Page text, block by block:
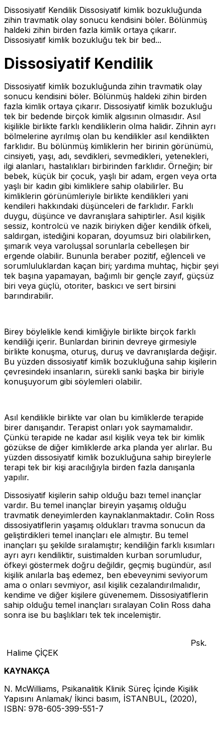
Dissosiyatif Kendilik Dissosiyatif kimlik bozukluğunda
zihin travmatik olay sonucu kendisini böler. Bölünmüş
haldeki zihin birden fazla kimlik ortaya çıkarır.
Dissosiyatif kimlik bozukluğu tek bir bed...
Dissosiyatif Kendilik
Dissosiyatif kimlik bozukluğunda zihin travmatik olay
sonucu kendisini böler. Bölünmüş haldeki zihin birden
fazla kimlik ortaya çıkarır. Dissosiyatif kimlik bozukluğu
tek bir bedende birçok kimlik algısının olmasıdır. Asıl
kişilikle birlikte farklı kendiliklerin olma halidir. Zihnin ayrı
bölmelerine ayrılmış olan bu kendilikler asıl kendilikten
farklıdır. Bu bölünmüş kimliklerin her birinin görünümü,
cinsiyeti, yaşı, adı, sevdikleri, sevmedikleri, yetenekleri,
ilgi alanları, hastalıkları birbirinden farklıdır. Örneğin; bir
bebek, küçük bir çocuk, yaşlı bir adam, ergen veya orta
yaşlı bir kadın gibi kimliklere sahip olabilirler. Bu
kimliklerin görünümleriyle birlikte kendilikleri yani
kendileri hakkındaki düşünceleri de farklıdır. Farklı
duygu, düşünce ve davranışlara sahiptirler. Asıl kişilik
sessiz, kontrolcü ve nazik biriyken diğer kendilik öfkeli,
saldırgan, istediğini koparan, doyumsuz biri olabilirken,
şımarık veya varoluşsal sorunlarla cebelleşen bir
ergende olabilir. Bununla beraber pozitif, eğlenceli ve
sorumluluklardan kaçan biri; yardıma muhtaç, hiçbir şeyi
tek başına yapamayan, bağımlı bir gençle zayıf, güçsüz
biri veya güçlü, otoriter, baskıcı ve sert birsini
barındırabilir.
Birey böylelikle kendi kimliğiyle birlikte birçok farklı
kendiliği içerir. Bunlardan birinin devreye girmesiyle
birlikte konuşma, oturuş, duruş ve davranışlarda değişir.
Bu yüzden dissosiyatif kimlik bozukluğuna sahip kişilerin
çevresindeki insanların, sürekli sanki başka bir biriyle
konuşuyorum gibi söylemleri olabilir.
Asıl kendilikle birlikte var olan bu kimliklerde terapide
birer danışandır. Terapist onları yok saymamalıdır.
Çünkü terapide ne kadar asıl kişilik veya tek bir kimlik
gözükse de diğer kimliklerde arka planda yer alırlar. Bu
yüzden dissosiyatif kimlik bozukluğuna sahip bireylerle
terapi tek bir kişi aracılığıyla birden fazla danışanla
yapılır.
Dissosiyatif kişilerin sahip olduğu bazı temel inançlar
vardır. Bu temel inançlar bireyin yaşamış olduğu
travmatik deneyimlerden kaynaklanmaktadır. Colin Ross
dissosiyatiflerin yaşamış oldukları travma sonucun da
geliştirdikleri temel inançları ele almıştır. Bu temel
inançları şu şekilde sıralamıştır; kendiliğin farklı kısımları
ayrı ayrı kendiliktir, suistimalden kurban sorumludur,
öfkeyi göstermek doğru değildir, geçmiş bugündür, asıl
kişilik anılarla baş edemez, ben ebeveynimi seviyorum
ama o onları sevmiyor, asıl kişilik cezalandırılmalıdır,
kendime ve diğer kişilere güvenemem. Dissosiyatiflerin
sahip olduğu temel inançları sıralayan Colin Ross daha
sonra ise bu başlıkları tek tek incelemiştir.
Psk.
Halime ÇİÇEK
KAYNAKÇA
N. McWilliams, Psikanalitik Klinik Süreç İçinde Kişilik
Yapısını Anlamak/ İkinci basım, İSTANBUL, (2020),
ISBN: 978-605-399-551-7